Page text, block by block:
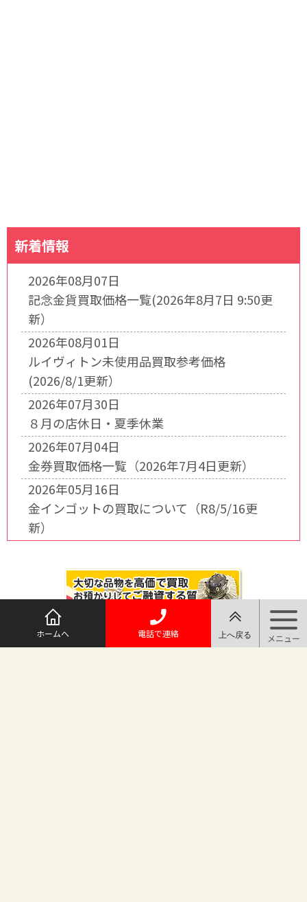
新着情報
2026年08月07日
記念金貨買取価格一覧(2026年8月7日 9:50更
新）
2026年08月01日
ルイヴィトン未使用品買取参考価格
(2026/8/1更新）
2026年07月30日
８月の店休日・夏季休業
2026年07月04日
金券買取価格一覧（2026年7月4日更新）
2026年05月16日
金インゴットの買取について（R8/5/16更
新）
ホームへ 電話で連絡